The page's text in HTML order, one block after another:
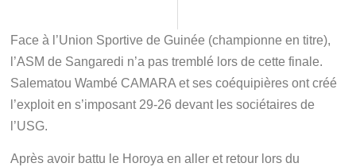
Face à l’Union Sportive de Guinée (championne en titre),
l’ASM de Sangaredi n’a pas tremblé lors de cette finale.
Salematou Wambé CAMARA et ses coéquipières ont créé
l’exploit en s’imposant 29-26 devant les sociétaires de
l’USG.
Après avoir battu le Horoya en aller et retour lors du